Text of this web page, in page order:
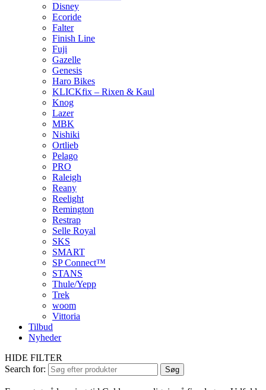
Disney
Ecoride
Falter
Finish Line
Fuji
Gazelle
Genesis
Haro Bikes
KLICKfix – Rixen & Kaul
Knog
Lazer
MBK
Nishiki
Ortlieb
Pelago
PRO
Raleigh
Reany
Reelight
Remington
Restrap
Selle Royal
SKS
SMART
SP Connect™
STANS
Thule/Yepp
Trek
woom
Vittoria
Tilbud
Nyheder
HIDE FILTER
Search for:
Søg